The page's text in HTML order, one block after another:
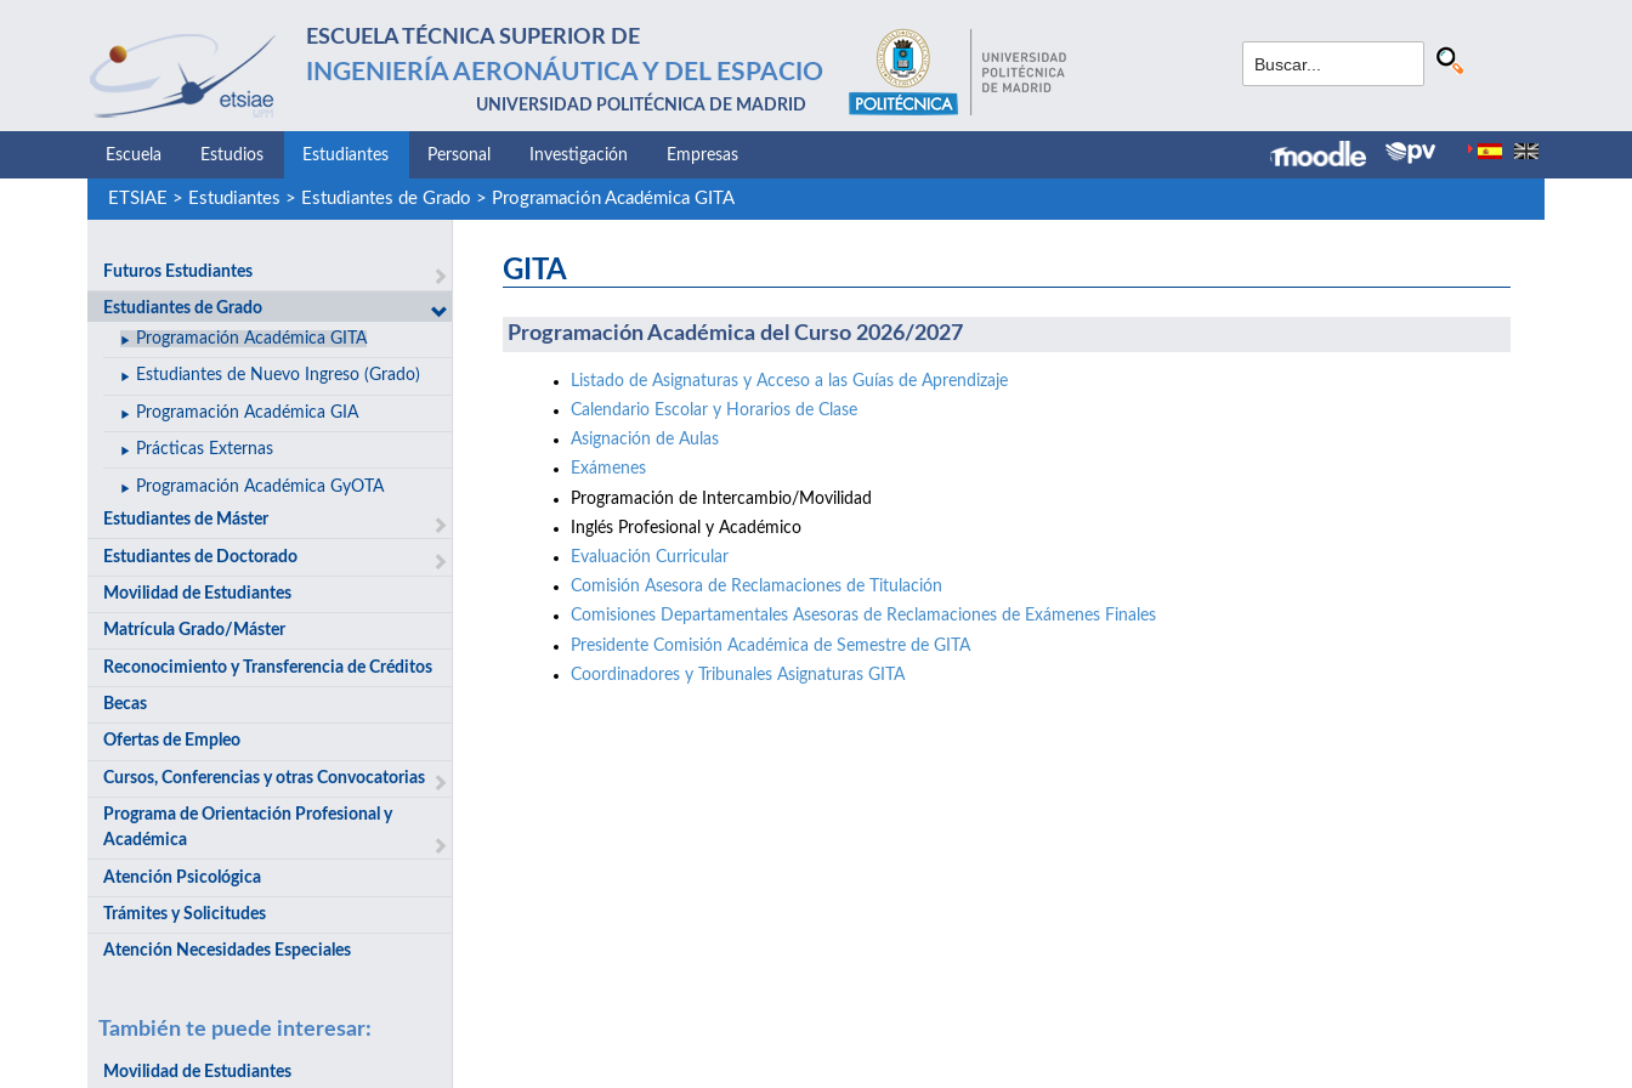
ESCUELA TÉCNICA SUPERIOR DE
INGENIERÍA AERONÁUTICA Y DEL ESPACIO
UNIVERSIDAD POLITÉCNICA DE MADRID
Escuela Estudios Estudiantes Personal Investigación Empresas
ETSIAE > Estudiantes > Estudiantes de Grado > Programación Académica GITA
Futuros Estudiantes
Estudiantes de Grado
Programación Académica GITA
Estudiantes de Nuevo Ingreso (Grado)
Programación Académica GIA
Prácticas Externas
Programación Académica GyOTA
Estudiantes de Máster
Estudiantes de Doctorado
Movilidad de Estudiantes
Matrícula Grado/Máster
Reconocimiento y Transferencia de Créditos
Becas
Ofertas de Empleo
Cursos, Conferencias y otras Convocatorias
Programa de Orientación Profesional y
Académica
Atención Psicológica
Trámites y Solicitudes
Atención Necesidades Especiales
También te puede interesar:
Movilidad de Estudiantes
GITA
Programación Académica del Curso 2026/2027
Listado de Asignaturas y Acceso a las Guías de Aprendizaje
Calendario Escolar y Horarios de Clase
Asignación de Aulas
Exámenes
Programación de Intercambio/Movilidad
Inglés Profesional y Académico
Evaluación Curricular
Comisión Asesora de Reclamaciones de Titulación
Comisiones Departamentales Asesoras de Reclamaciones de Exámenes Finales
Presidente Comisión Académica de Semestre de GITA
Coordinadores y Tribunales Asignaturas GITA